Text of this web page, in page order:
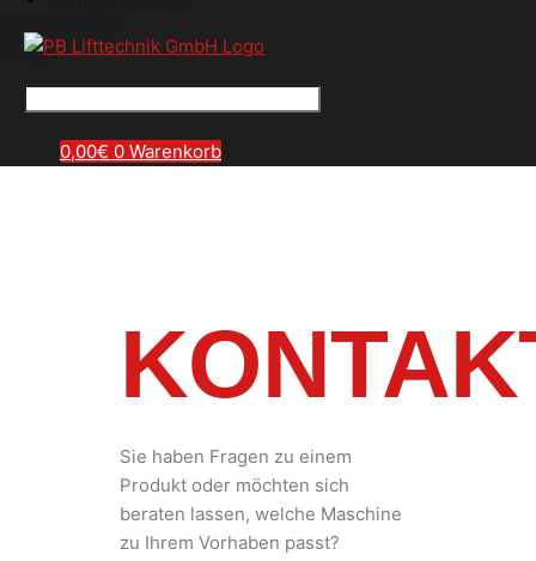
0,00€ 0 Warenkorb
Sie haben Fragen zu einem
Produkt oder möchten sich
beraten lassen, welche Maschine
zu Ihrem Vorhaben passt?